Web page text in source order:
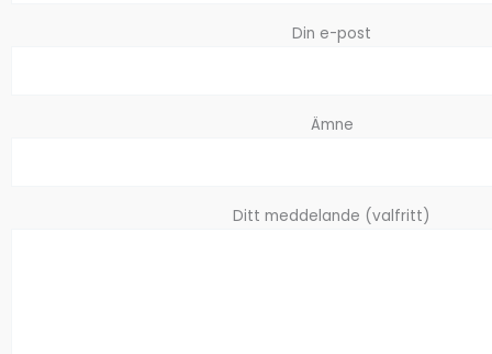
Din e-post
Ämne
Ditt meddelande (valfritt)